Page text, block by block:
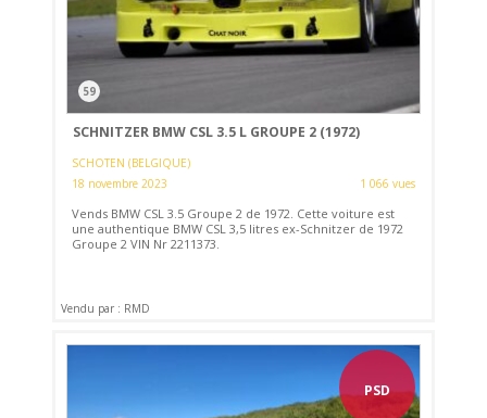
59
SCHNITZER BMW CSL 3.5 L GROUPE 2 (1972)
SCHOTEN (BELGIQUE)
18 novembre 2023
1 066 vues
Vends BMW CSL 3.5 Groupe 2 de 1972. Cette voiture est
une authentique BMW CSL 3,5 litres ex-Schnitzer de 1972
Groupe 2 VIN Nr 2211373.
Vendu par : RMD
PSD